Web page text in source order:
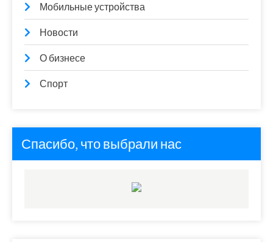
Мобильные устройства
Новости
О бизнесе
Спорт
Спасибо, что выбрали нас